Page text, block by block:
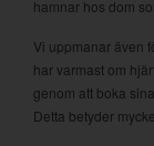
hamnar hos dom
Vi uppmanar även
har varmast om
genom att boka
Detta betyder